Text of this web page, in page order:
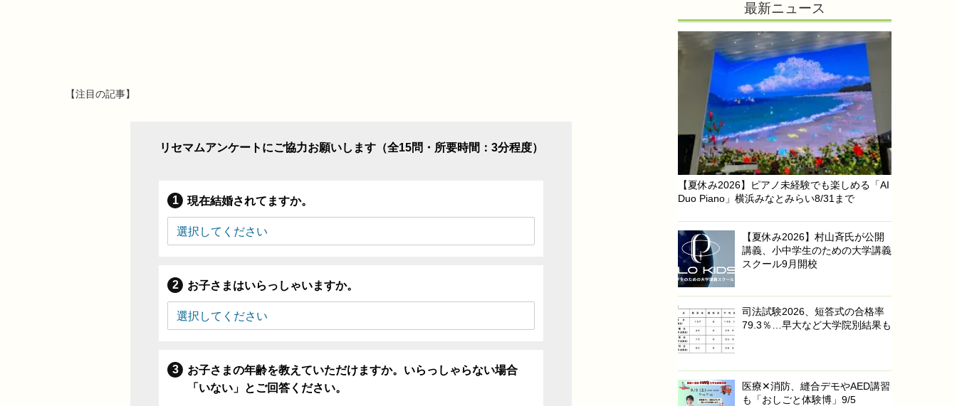
【注目の記事】
リセマムアンケートにご協力お願いします（全15問・所要時間：3分程度）
現在結婚されてますか。
お子さまはいらっしゃいますか。
お子さまの年齢を教えていただけますか。いらっしゃらない場合
「いない」とご回答ください。
最新ニュース
【夏休み2026】ピアノ未経験でも楽しめる「AI
Duo Piano」横浜みなとみらい8/31まで
【夏休み2026】村山斉氏が公開
講義、小中学生のための大学講義
スクール9月開校
司法試験2026、短答式の合格率
79.3％…早大など大学院別結果も
医療✕消防、縫合デモやAED講習
も「おしごと体験博」9/5